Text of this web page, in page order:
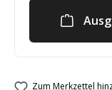
Zum Merkzettel